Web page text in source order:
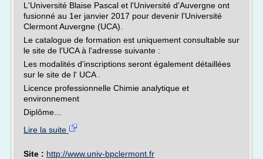
L'Université Blaise Pascal et l'Université d'Auvergne ont
fusionné au 1er janvier 2017 pour devenir l'Université
Clermont Auvergne (UCA).
Le catalogue de formation est uniquement consultable sur
le site de l'UCA à l'adresse suivante :
Les modalités d'inscriptions seront également détaillées
sur le site de l' UCA .
Licence professionnelle Chimie analytique et
environnement
Diplôme...
Lire la suite
Site : http://www.univ-bpclermont.fr